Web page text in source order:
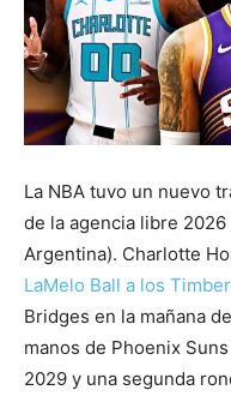
La NBA tuvo un nuevo
de la agencia libre
Argentina). Charlotte
LaMelo Ball a los
Bridges en la mañana
manos de Phoenix
2029 y una segunda